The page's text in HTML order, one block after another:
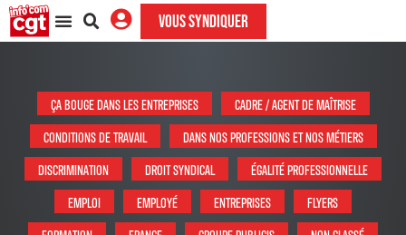
VOUS SYNDIQUER
ÇA BOUGE DANS LES ENTREPRISES
CADRE / AGENT DE MAÎTRISE
CONDITIONS DE TRAVAIL
DANS NOS PROFESSIONS ET NOS MÉTIERS
DISCRIMINATION
DROIT SYNDICAL
ÉGALITÉ PROFESSIONNELLE
EMPLOI
EMPLOYÉ ENTREPRISES
FLYERS